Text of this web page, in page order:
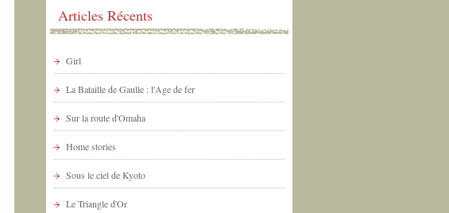
Articles Récents
Girl
La Bataille de Gaulle : l'Age de fer
Sur la route d'Omaha
Home stories
Sous le ciel de Kyoto
Le Triangle d'Or